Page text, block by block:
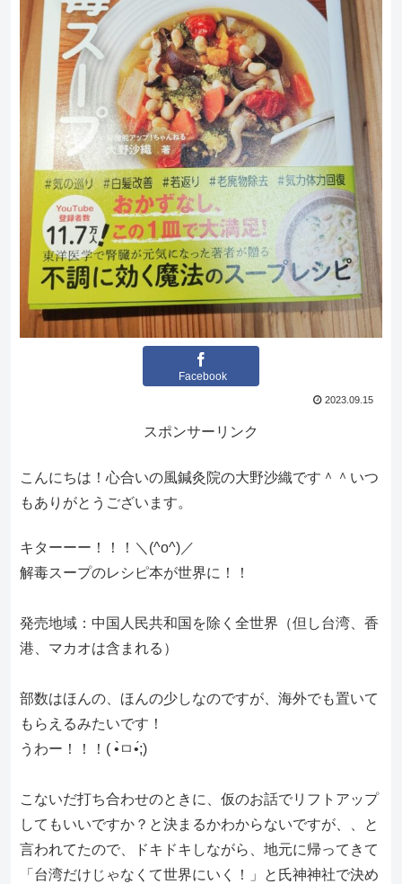
Facebook
2023.09.15
スポンサーリンク
こんにちは！心合いの風鍼灸院の大野沙織です＾＾いつ
もありがとうございます。
キターーー！！！＼(^o^)／
解毒スープのレシピ本が世界に！！
発売地域：中国人民共和国を除く全世界（但し台湾、香
港、マカオは含まれる）
部数はほんの、ほんの少しなのですが、海外でも置いて
もらえるみたいです！
うわー！！！( •̀ㅁ•́;)
こないだ打ち合わせのときに、仮のお話でリフトアップ
してもいいですか？と決まるかわからないですが、、と
言われてたので、ドキドキしながら、地元に帰ってきて
「台湾だけじゃなくて世界にいく！」と氏神神社で決め